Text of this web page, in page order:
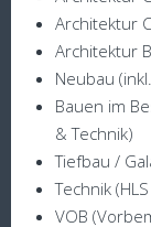
Architektur
Architektur
Neubau
Bauen im
& Technik)
Tiefbau /
Technik
VOB